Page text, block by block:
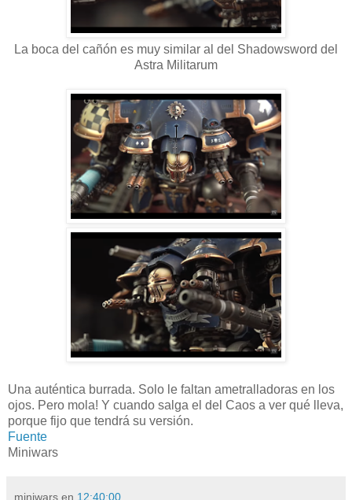
La boca del cañón es muy similar al del Shadowsword del
Astra Militarum
Una auténtica burrada. Solo le faltan ametralladoras en los
ojos. Pero mola! Y cuando salga el del Caos a ver qué lleva,
porque fijo que tendrá su versión.
Fuente
Miniwars
miniwars en 12:40:00